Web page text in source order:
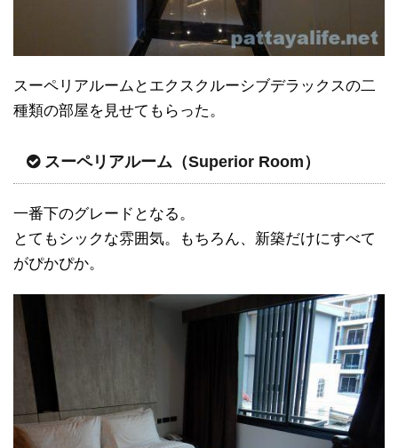
スーペリアルームとエクスクルーシブデラックスの二
種類の部屋を見せてもらった。
スーペリアルーム（Superior Room）
一番下のグレードとなる。
とてもシックな雰囲気。もちろん、新築だけにすべて
がぴかぴか。